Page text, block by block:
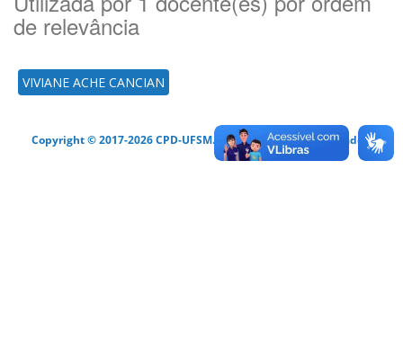
de relevância
VIVIANE ACHE CANCIAN
Copyright © 2017-2026 CPD-UFSM. Todos os direitos reservados.